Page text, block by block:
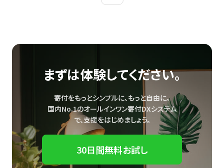
まずは体験してください。
寄付をもっとシンプルに、もっと自由に。
国内No.1のオールインワン寄付DXシステム
で、支援をはじめましょう。
30日間無料お試し